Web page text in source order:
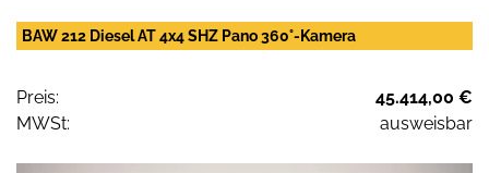
BAW 212 Diesel AT 4x4 SHZ Pano 360°-Kamera
Preis:
45.414,00 €
MWSt:
ausweisbar